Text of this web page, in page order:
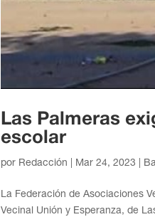
Las Palmeras
escolar
por Redacción Mar 24, 2023
La Federación de Asociaciones
Vecinal Unión y Esperanza, de